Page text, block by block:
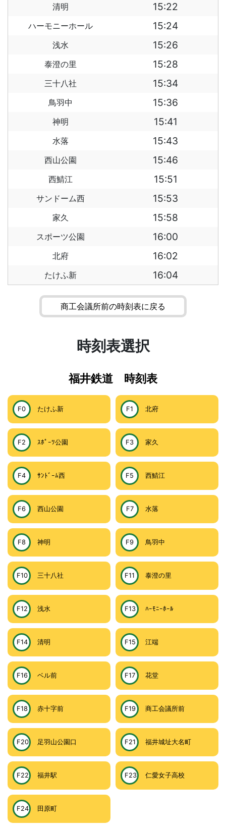
清明 15:22
ハーモニーホール 15:24
浅水 15:26
泰澄の里 15:28
三十八社 15:34
鳥羽中 15:36
神明 15:41
水落 15:43
西山公園 15:46
西鯖江 15:51
サンドーム西 15:53
家久 15:58
スポーツ公園 16:00
北府 16:02
たけふ新 16:04
商工会議所前の時刻表に戻る
時刻表選択
福井鉄道 時刻表
F0 たけふ新 F1 北府
F2 ｽﾎﾟｰﾂ公園 F3 家久
F4 ｻﾝﾄﾞｰﾑ西 F5 西鯖江
F6 西山公園 F7 水落
F8 神明 F9 鳥羽中
F10 三十八社 F11 泰澄の里
F12 浅水 F13 ﾊｰﾓﾆｰﾎｰﾙ
F14 清明 F15 江端
F16 ベル前 F17 花堂
F18 赤十字前 F19 商工会議所前
F20 足羽山公園口 F21 福井城址大名町
F22 福井駅 F23 仁愛女子高校
F24 田原町